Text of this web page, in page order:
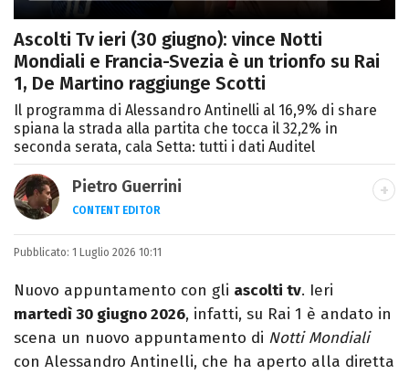
Ascolti Tv ieri (30 giugno): vince Notti
Mondiali e Francia-Svezia è un trionfo su Rai
1, De Martino raggiunge Scotti
Il programma di Alessandro Antinelli al 16,9% di share
spiana la strada alla partita che tocca il 32,2% in
seconda serata, cala Setta: tutti i dati Auditel
Pietro Guerrini
CONTENT EDITOR
Laurea in Lettere, smania di viaggi e
passione per i cartoni (della pizza e della
Pixar).
Pubblicato: 1 Luglio 2026 10:11
Nuovo appuntamento con gli ascolti tv. Ieri
martedì 30 giugno 2026, infatti, su Rai 1 è andato in
scena un nuovo appuntamento di Notti Mondiali
con Alessandro Antinelli, che ha aperto alla diretta